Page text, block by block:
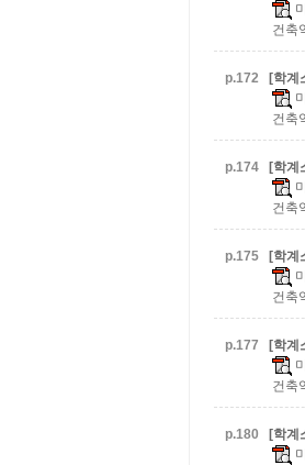
건축
p.172
[학계
건축
p.174
[학계
건축
p.175
[학계
건축
p.177
[학계
건축
p.180
[학계